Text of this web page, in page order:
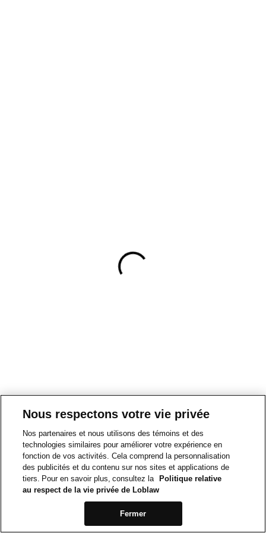
Nous respectons votre vie privée
Nos partenaires et nous utilisons des témoins et des
technologies similaires pour améliorer votre expérience en
fonction de vos activités. Cela comprend la personnalisation
des publicités et du contenu sur nos sites et applications de
tiers. Pour en savoir plus, consultez la
Politique relative
au respect de la vie privée de Loblaw
Fermer